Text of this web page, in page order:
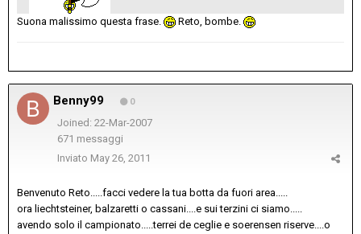
Suona malissimo questa frase. Reto, bombe.
Benny99 0
Joined: 22-Mar-2007
671 messaggi
Inviato May 26, 2011
Benvenuto Reto.....facci vedere la tua botta da fuori area.....
ora liechtsteiner, balzaretti o cassani....e sui terzini ci siamo.....
avendo solo il campionato.....terrei de ceglie e soerensen riserve....o